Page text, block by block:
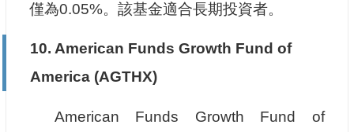
僅為0.05%。該基金適合長期投資者。
10. American Funds Growth Fund of
America (AGTHX)
American Funds Growth Fund of